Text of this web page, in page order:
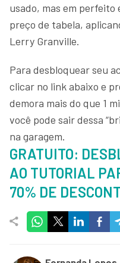
usado, mas em
preço de tabela,
Lerry Granville.
Para desbloquear seu
clicar no link abaixo e
demora mais do que 1
você pode sair dessa
na garagem.
GRATUITO:
AO TUTORIAL
70% DE